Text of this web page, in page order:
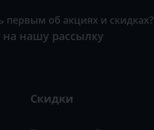
первым об акциях и скидках?
нашу рассылку
Скидки